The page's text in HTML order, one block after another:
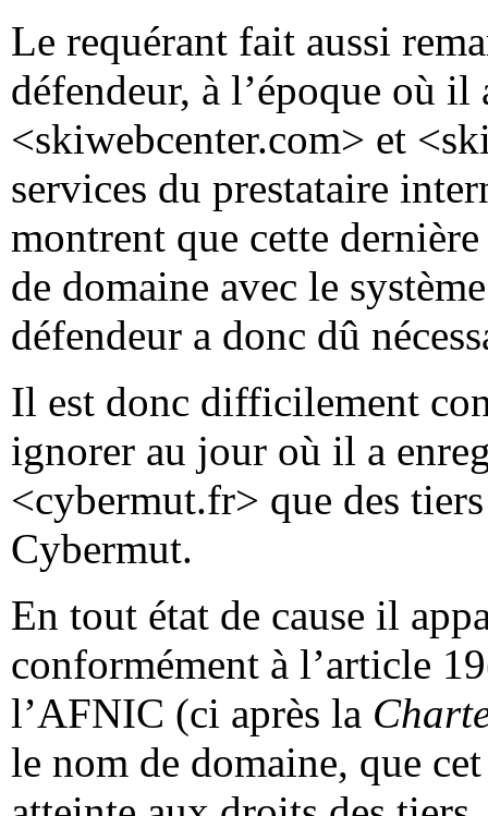
Le requérant fait aussi
défendeur, à l’époque où il
<skiwebcenter.com> et
services du prestataire
montrent que cette
de domaine avec le
défendeur a donc dû
Il est donc difficilement
ignorer au jour où il a
<cybermut.fr> que des
Cybermut.
En tout état de cause il
conformément à l’article
l’AFNIC (ci après la
le nom de domaine, que